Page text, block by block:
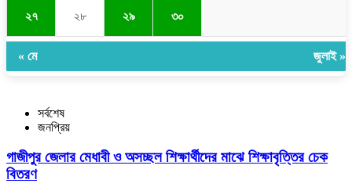
২৭ ২৮ ২৯ ৩০
« মে জুলাই »
সর্বশেষ
জনপ্রিয়
গাজীপুর জেলার মেধাবী ও অসচ্ছল শিক্ষার্থীদের মাঝে শিক্ষাবৃত্তির চেক
বিতরণ